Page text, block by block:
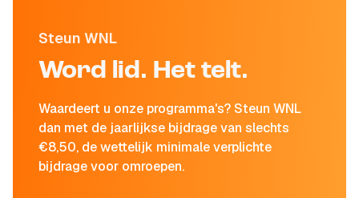
Steun WNL
Word lid. Het telt.
Waardeert u onze programma's? Steun WNL
dan met de jaarlijkse bijdrage van slechts
€8,50, de wettelijk minimale verplichte
bijdrage voor omroepen.